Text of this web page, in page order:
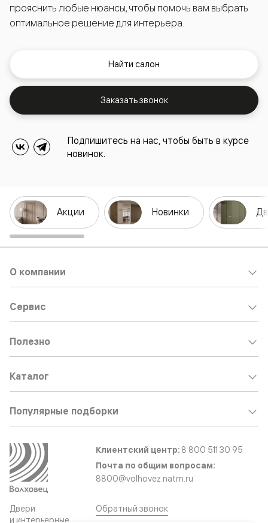
прояснить любые нюансы, чтобы помочь вам выбрать
оптимальное решение для интерьера.
Найти салон
Заказать звонок
Подпишитесь на нас, чтобы быть в курсе
новинок.
Акции Новинки
Двери
и интерьерные
О компании
Сервис
Полезно
Каталог
Популярные подборки
Клиентский центр: 8 800 511 30 95
Почта по общим вопросам:
8800@volhovez.natm.ru
Обратный звонок